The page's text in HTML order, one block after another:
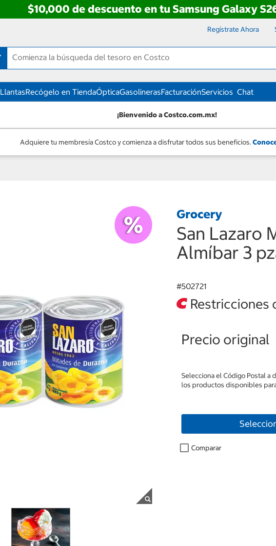
$10,000 de descuento en tu Samsung Galaxy
Regístrate Ahora
LlantasRecógelo en TiendaÓpticaGasolinerasFacturaciónServicios Chat
¡Bienvenido a Costco.com.mx!
Adquiere tu membresía Costco y comienza a disfrutar todos sus beneficios.
Grocery
San Lazaro
Almíbar 3
#502721
Restricciones
Precio original
Selecciona el Código Postal a
los productos disponibles
Comparar